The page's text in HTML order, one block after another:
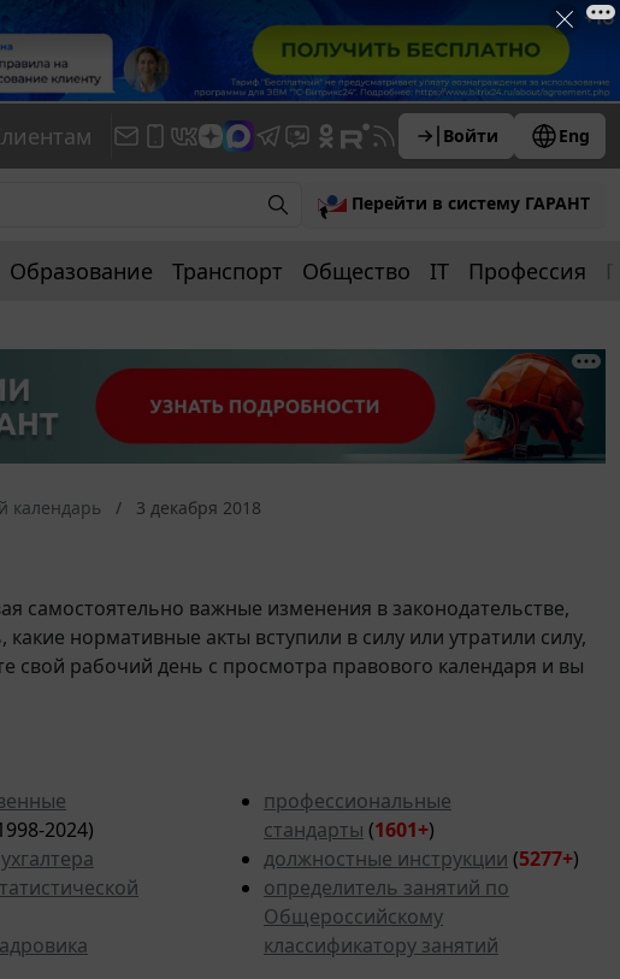
Войти Eng
Перейти в систему ГАРАНТ
Образование Транспорт Общество IT Профессия
календарь 3 декабря 2018
самостоятельно важные изменения в законодательстве,
какие нормативные акты вступили в силу или утратили силу,
свой рабочий день с просмотра правового календаря и вы
2024)
профессиональные
стандарты (1601+)
должностные инструкции (5277+)
определитель занятий по
Общероссийскому
классификатору занятий